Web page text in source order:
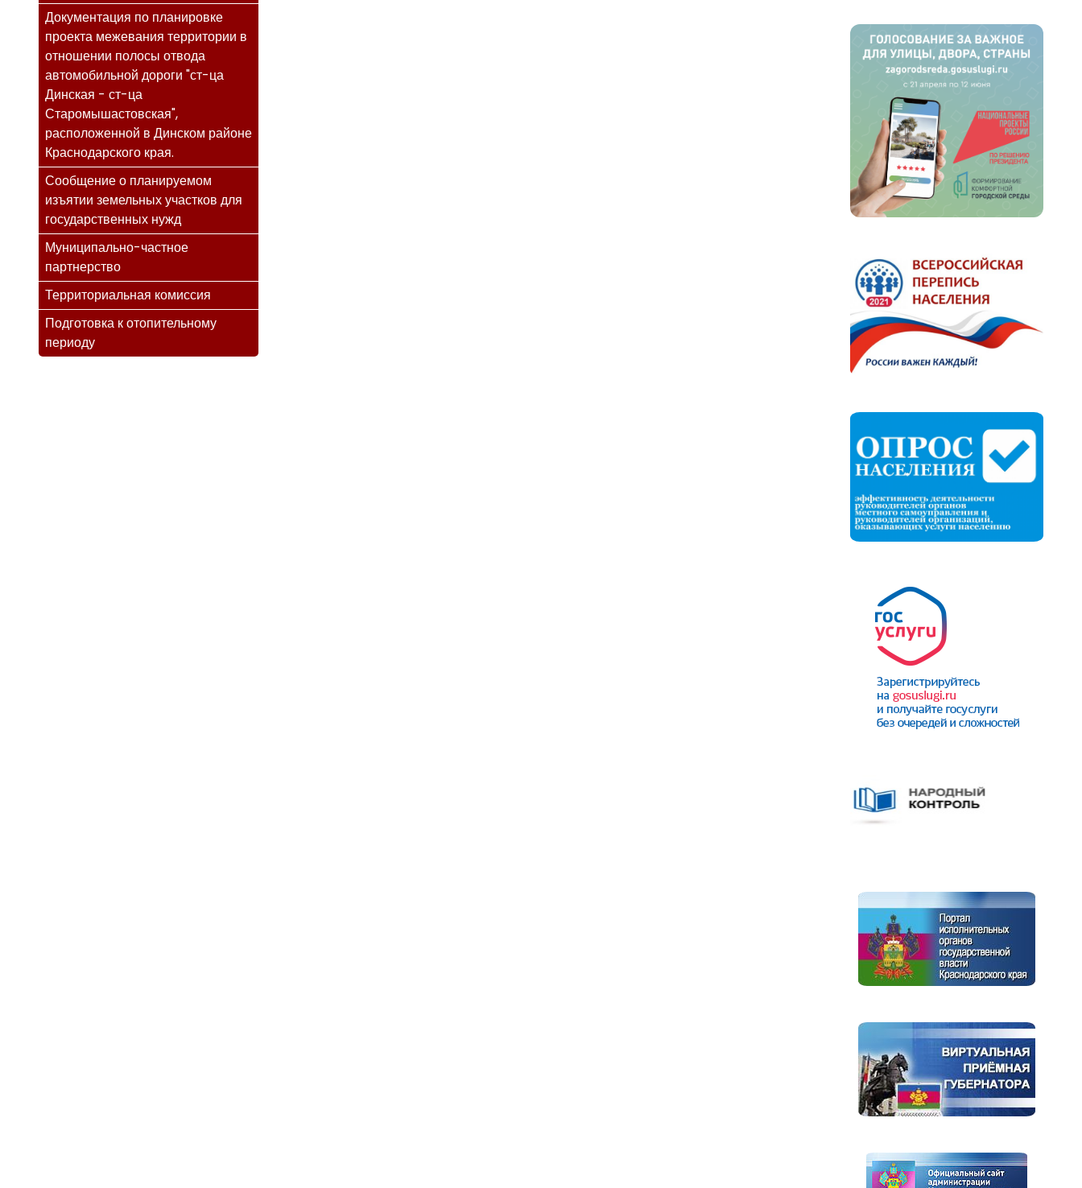
Документация по планировке
проекта межевания территории в
отношении полосы отвода
автомобильной дороги "ст-ца
Динская - ст-ца
Старомышастовская",
расположенной в Динском районе
Краснодарского края.
Сообщение о планируемом
изъятии земельных участков для
государственных нужд
Муниципально-частное
партнерство
Территориальная комиссия
Подготовка к отопительному
периоду